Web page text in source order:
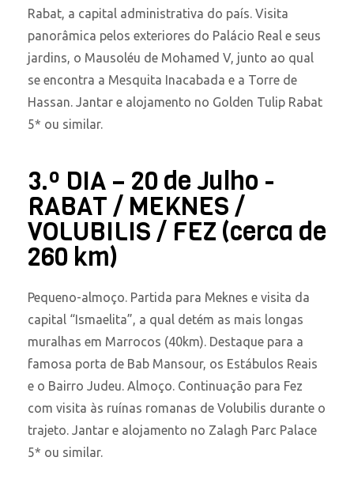
Rabat, a capital administrativa do país. Visita
panorâmica pelos exteriores do Palácio Real e seus
jardins, o Mausoléu de Mohamed V, junto ao qual
se encontra a Mesquita Inacabada e a Torre de
Hassan. Jantar e alojamento no Golden Tulip Rabat
5* ou similar.
3.º DIA – 20 de Julho -
RABAT / MEKNES /
VOLUBILIS / FEZ (cerca de
260 km)
Pequeno-almoço. Partida para Meknes e visita da
capital “Ismaelita”, a qual detém as mais longas
muralhas em Marrocos (40km). Destaque para a
famosa porta de Bab Mansour, os Estábulos Reais
e o Bairro Judeu. Almoço. Continuação para Fez
com visita às ruínas romanas de Volubilis durante o
trajeto. Jantar e alojamento no Zalagh Parc Palace
5* ou similar.